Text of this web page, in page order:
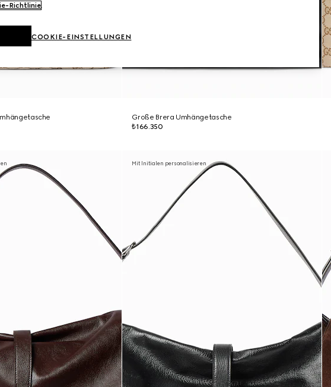
Große Brera Umhängetasche
₺166.350
Mit Initialen personalisieren
Richtlinie.
COOKIE-EINSTELLUNGEN